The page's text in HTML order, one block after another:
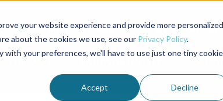
your website experience and provide more personalized
about the cookies we use, see our Privacy Policy.
your preferences, we'll have to use just one tiny cookie
Accept Decline
Advocate Magazine Aquademia Podcast
ABOUT MEMBERSHIP